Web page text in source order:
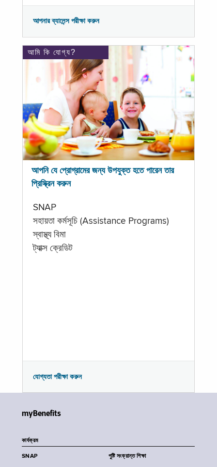
আপনার ব্যালেন্স পরীক্ষা করুন
আমি কি যোগ্য?
আপনি যে প্রোগ্রামের জন্য উপযুক্ত হতে পারেন তার
প্রিস্ক্রিন করুন
SNAP
সহায়তা কর্মসূচি (Assistance Programs)
স্বাস্থ্য বিমা
ট্যাক্স ক্রেডিট
যোগ্যতা পরীক্ষা করুন
myBenefits
কার্যক্রম
SNAP পুষ্টি সংক্রান্ত শিক্ষা